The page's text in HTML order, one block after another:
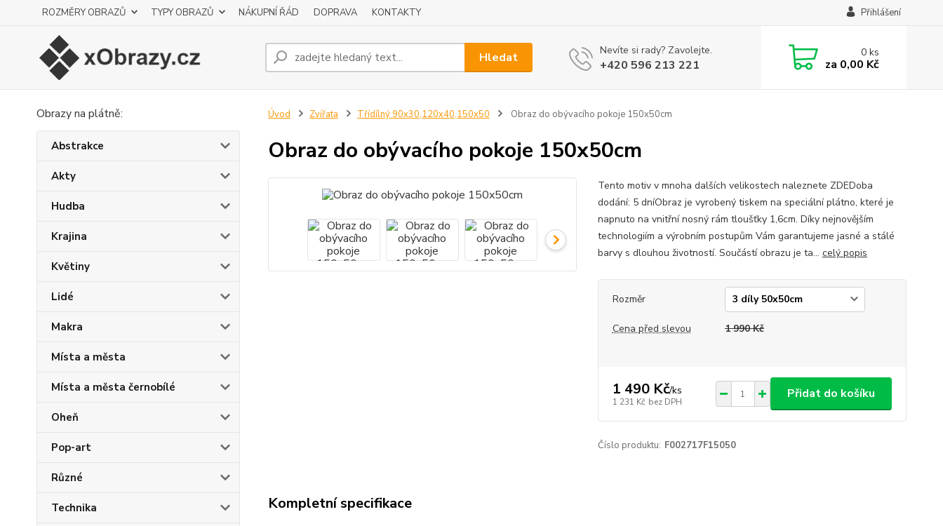
ROZMĚRY OBRAZŮ TYPY OBRAZŮ NÁKUPNÍ ŘÁD DOPRAVA KONTAKTY Přihlášení
Hledat Nevíte si rady? Zavolejte.
+420 596 213 221
0ks
za 0,00 Kč
Obrazy na plátně:
Abstrakce
Akty
Hudba
Krajina
Květiny
Lidé
Makra
Místa a města
Místa a města černobílé
Oheň
Pop-art
Různé
Technika
Úvod Zvířata Třídílný 90x30,120x40,150x50 Obraz do obývacího pokoje 150x50cm
Obraz do obývacího pokoje 150x50cm
Tento motiv v mnoha dalších velikostech naleznete ZDEDoba
dodání: 5 dníObraz je vyrobený tiskem na speciální plátno, které je
napnuto na vnitřní nosný rám tloušťky 1,6cm. Díky nejnovějším
technologiím a výrobním postupům Vám garantujeme jasné a stálé
barvy s dlouhou životností. Součástí obrazu je ta... celý popis
Rozměr
Cena před slevou 1 990 Kč
1 490 Kč/ks
1 231 Kč bez DPH
Přidat do košíku
Číslo produktu: F002717F15050
Kompletní specifikace